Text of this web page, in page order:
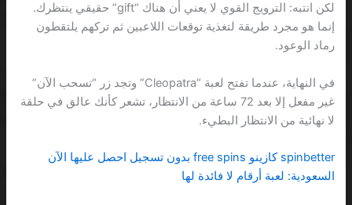
لكن انتبه: الترويج القوي لا يعني أن هناك “gift” حقيقي ينتظرك.
إنما هو مجرد طريقة لتغذية توقعات اللاعبين ثم تركهم يلتقطون
رماد الوعود.
في النهاية، عندما تفتح لعبة “Cleopatra” وتجد زر “تسحب الآن”
غير مفعل إلا بعد 72 ساعة من الانتظار، تشعر كأنك عالق في حلقة
لا نهائية من الانتظار البطيء.
spinbetter كازينو free spins بدون تسجيل احصل عليها الآن
السعودية: لعبة أرقام لا فائدة لها